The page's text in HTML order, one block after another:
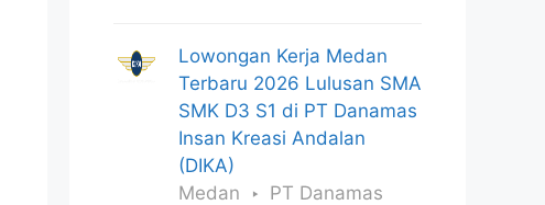
Lowongan Kerja Medan
Terbaru 2026 Lulusan SMA
SMK D3 S1 di PT Danamas
Insan Kreasi Andalan
(DIKA)
Medan
PT Danamas